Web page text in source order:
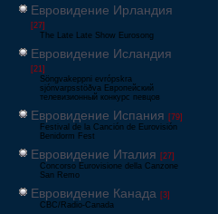
Евровидение Ирландия
[27]
The Late Late Show Eurosong
Евровидение Исландия
[21]
Söngvakeppni evrópskra
sjónvarpsstöðva Европейский
телевизионный конкурс певцов
Евровидение Испания [79]
Festival de la Canción de Eurovisión
Benidorm Fest
Евровидение Италия [27]
Concorso Eurovisione della Canzone
San Remo
Евровидение Канада [3]
CBC/Radio-Canada